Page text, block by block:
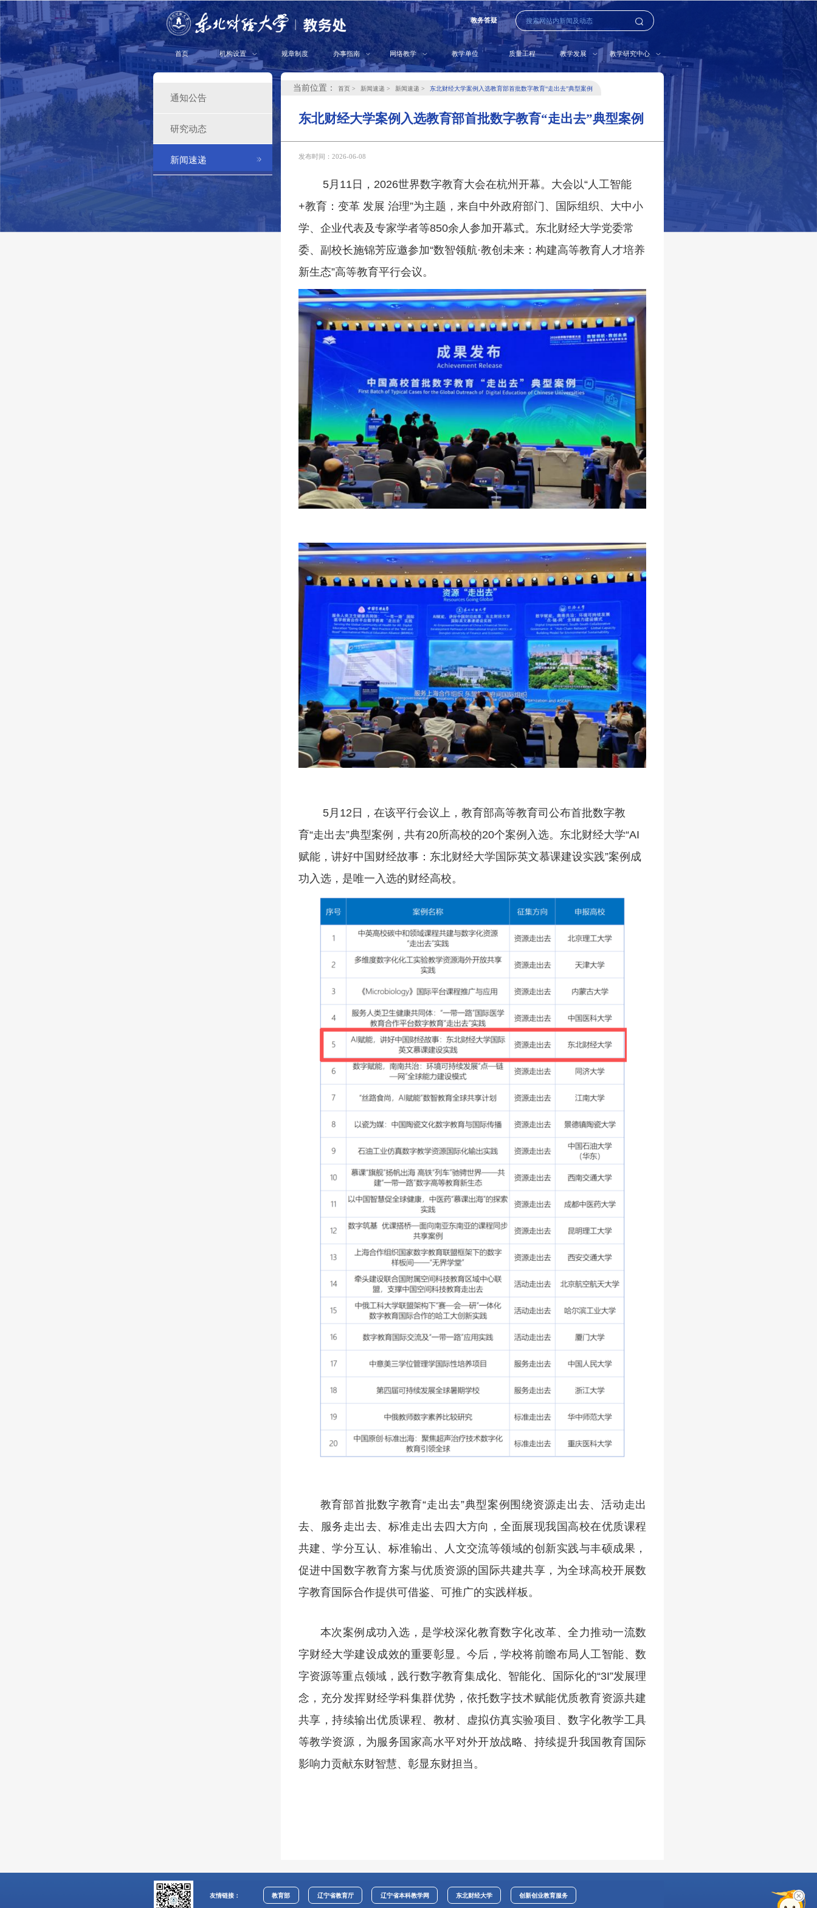
教务答疑
首页 机构设置 规章制度 办事指南 网络教学 教学单位 质量工程 教学发展 教学研究中心
通知公告
研究动态
新闻速递
当前位置： 首页 新闻速递 新闻速递 东北财经大学案例入选教育部首批数字教育“走出去”典型案例
东北财经大学案例入选教育部首批数字教育“走出去”典型案例
发布时间：2026-06-08
5月11日，2026世界数字教育大会在杭州开幕。大会以“人工智能
+教育：变革 发展 治理”为主题，来自中外政府部门、国际组织、大中小
学、企业代表及专家学者等850余人参加开幕式。东北财经大学党委常
委、副校长施锦芳应邀参加“数智领航·教创未来：构建高等教育人才培养
新生态”高等教育平行会议。
5月12日，在该平行会议上，教育部高等教育司公布首批数字教
育“走出去”典型案例，共有20所高校的20个案例入选。东北财经大学“AI
赋能，讲好中国财经故事：东北财经大学国际英文慕课建设实践”案例成
功入选，是唯一入选的财经高校。
教育部首批数字教育“走出去”典型案例围绕资源走出去、活动走出
去、服务走出去、标准走出去四大方向，全面展现我国高校在优质课程
共建、学分互认、标准输出、人文交流等领域的创新实践与丰硕成果，
促进中国数字教育方案与优质资源的国际共建共享，为全球高校开展数
字教育国际合作提供可借鉴、可推广的实践样板。
本次案例成功入选，是学校深化教育数字化改革、全力推动一流数
字财经大学建设成效的重要彰显。今后，学校将前瞻布局人工智能、数
字资源等重点领域，践行数字教育集成化、智能化、国际化的“3I”发展理
念，充分发挥财经学科集群优势，依托数字技术赋能优质教育资源共建
共享，持续输出优质课程、教材、虚拟仿真实验项目、数字化教学工具
等教学资源，为服务国家高水平对外开放战略、持续提升我国教育国际
影响力贡献东财智慧、彰显东财担当。
友情链接： 教育部 辽宁省教育厅 辽宁省本科教学网 东北财经大学 创新创业教育服务